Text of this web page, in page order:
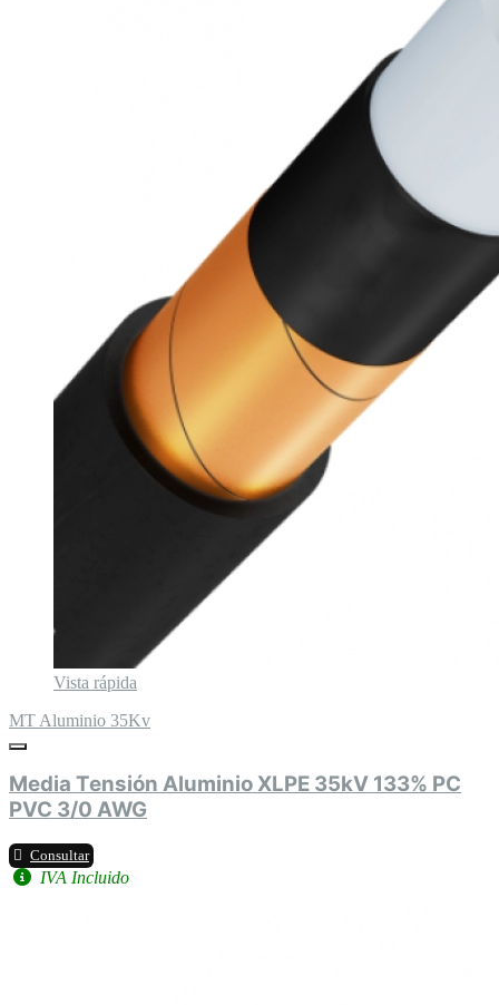
Vista rápida
MT Aluminio 35Kv
Media Tensión Aluminio XLPE 35kV 133% PC
PVC 3/0 AWG
Consultar
IVA Incluido